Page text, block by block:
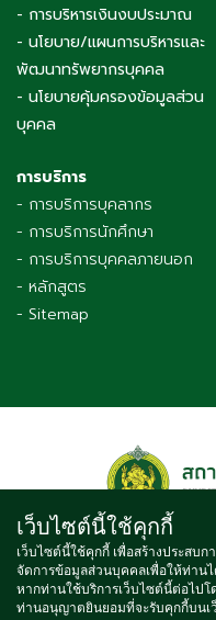
- การบริหารเงินงบประมาณ
- นโยบาย/แผนการบริหารและ
พัฒนาทรัพยากรบุคคล
- นโยบายคุ้มครองข้อมูลส่วน
บุคคล
การบริการ
- การบริการบุคลากร
- การบริการนักศึกษา
- การบริการบุคคลภายนอก
- หลักสูตร
- Sitemap
Copyright © 2021
ARTS, ALL
เว็บไซต์นี้ใช้คุกกี้
เว็บไซต์นี้ใช้คุกกี้ เพื่อสร้างประสบ
จัดการข้อมูลส่วนบุคคลเพื่อให้ท่าน
หากท่านใช้บริการเว็บไซต์นี้ต่อไป
ท่านอนุญาตยินยอมที่จะรับคุกกี้บนเ